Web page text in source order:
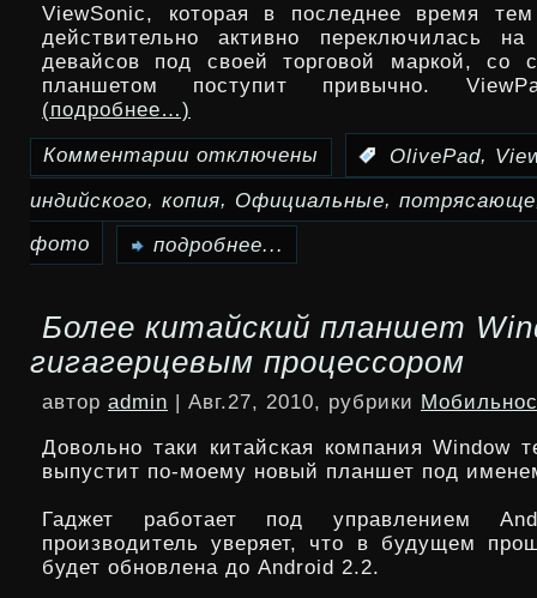
Gmail
ViewSonic, которая в последнее время
действительно активно переключилась
девайсов под своей торговой маркой, со
планшетом поступит привычно.
(подробнее…)
Комментарии
записи
Потрясающе
фото
ViewPad
7:
именно
копия
отключены OlivePad,
индийского, копия, Официальные, потрясающе
фото
подробнее...
Более китайский планшет
гигагерцевым процессором
автор admin | Авг.27, 2010, рубрики
Довольно таки китайская компания Window
выпустит по-моему новый планшет под
Гаджет работает под управлением
производитель уверяет, что в будущем
будет обновлена до Android 2.2.